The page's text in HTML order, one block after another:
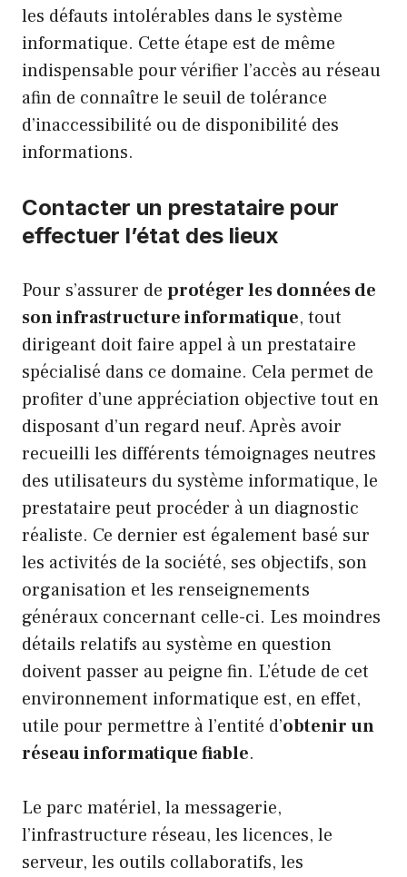
les défauts intolérables dans le système
informatique. Cette étape est de même
indispensable pour vérifier l’accès au réseau
afin de connaître le seuil de tolérance
d’inaccessibilité ou de disponibilité des
informations.
Contacter un prestataire pour
effectuer l’état des lieux
Pour s’assurer de protéger les données de
son infrastructure informatique, tout
dirigeant doit faire appel à un prestataire
spécialisé dans ce domaine. Cela permet de
profiter d’une appréciation objective tout en
disposant d’un regard neuf. Après avoir
recueilli les différents témoignages neutres
des utilisateurs du système informatique, le
prestataire peut procéder à un diagnostic
réaliste. Ce dernier est également basé sur
les activités de la société, ses objectifs, son
organisation et les renseignements
généraux concernant celle-ci. Les moindres
détails relatifs au système en question
doivent passer au peigne fin. L’étude de cet
environnement informatique est, en effet,
utile pour permettre à l’entité d’obtenir un
réseau informatique fiable.
Le parc matériel, la messagerie,
l’infrastructure réseau, les licences, le
serveur, les outils collaboratifs, les